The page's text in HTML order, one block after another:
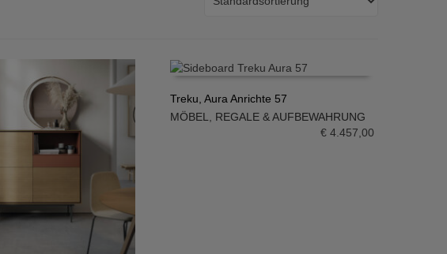
IN DEN WARENKORB
Treku, Aura Anrichte 57
MÖBEL, REGALE & AUFBEWAHRUNG
€ 4.457,00